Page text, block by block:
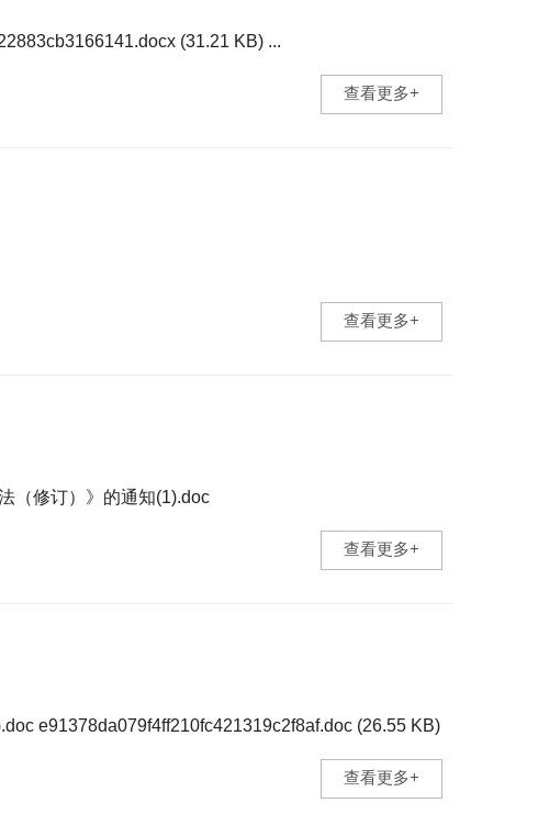
(31.21 KB) ...
查看更多+
查看更多+
（修订）》的通知(1).doc
查看更多+
e91378da079f4ff210fc421319c2f8af.doc (26.55 KB)
查看更多+